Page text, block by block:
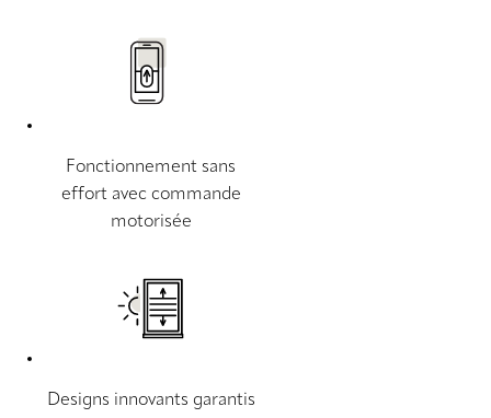
Fonctionnement sans
effort avec commande
motorisée
Designs innovants garantis